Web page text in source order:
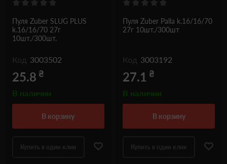
Пуля Zuber SLUG PLUS
k.16/16/70 27г
10шт./300шт.
Код 3003502
25.8 ₴
В наличии
в корзину
Купить в один клик
Пуля Zuber Palla k.16/16/70
27г 10шт./300шт
Код 3003192
27.1 ₴
В наличии
в корзину
Купить в один клик